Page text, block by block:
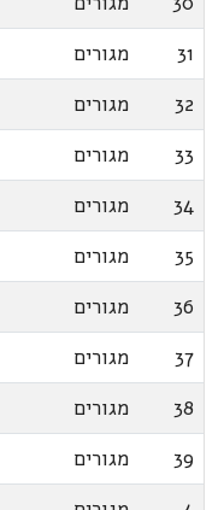
31
מגורים
32
מגורים
33
מגורים
34
מגורים
35
מגורים
36
מגורים
37
מגורים
38
מגורים
39
מגורים